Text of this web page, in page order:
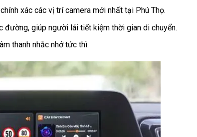
xác các vị trí camera mới nhất tại Phú Thọ.
giúp người lái tiết kiệm thời gian di chuyển.
thanh nhắc nhở tức thì.